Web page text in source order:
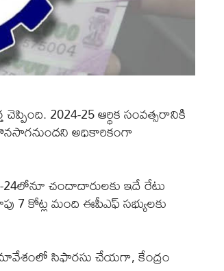
2024-25 ఆర్థిక సంవత్సరానికి
అధికారికంగా
చందాదారులకు ఇదే రేటు
7 కోట్ల మంది ఈపీఎఫ్ సభ్యులకు
సిఫారసు చేయగా, కేంద్రం